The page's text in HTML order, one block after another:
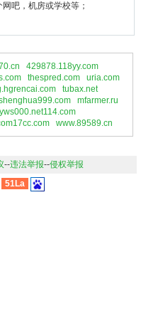
吧，机房或学校等；
429878.118yy.com
thespred.com
uria.com
tubax.net
mfarmer.ru
www.89589.cn
--违法举报--侵权举报
51La